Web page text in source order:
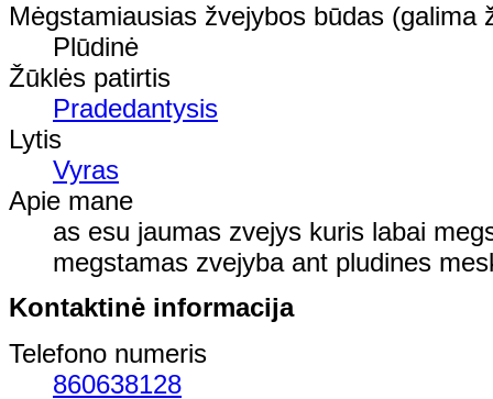
Mėgstamiausias žvejybos būdas (galima
Plūdinė
Žūklės patirtis
Pradedantysis
Lytis
Vyras
Apie mane
as esu jaumas zvejys kuris labai
megstamas zvejyba ant pludines
Kontaktinė informacija
Telefono numeris
860638128